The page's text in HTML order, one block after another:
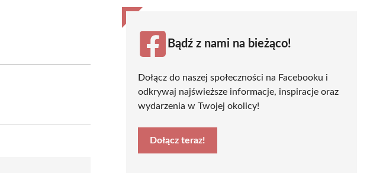
Bądź z nami na bieżąco!
Dołącz do naszej społeczności na Facebooku i
odkrywaj najświeższe informacje, inspiracje oraz
wydarzenia w Twojej okolicy!
Dołącz teraz!